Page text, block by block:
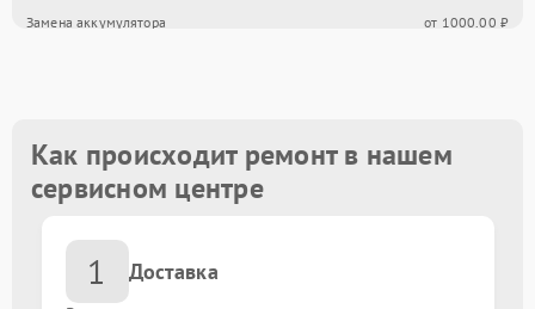
Замена аккумулятора от 1000.00 ₽
Замена основной или фронтальной камеры
Сложный программный ремонт
Разблокировка устройства (с сохранением данных)
Как происходит ремонт в нашем
сервисном центре
1 Доставка